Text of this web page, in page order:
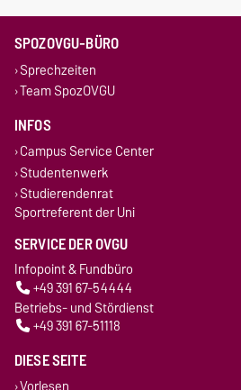
SPOZOVGU-BÜRO
Sprechzeiten
Team SpozOVGU
INFOS
Campus Service Center
Studentenwerk
Studierendenrat
Sportreferent der Uni
SERVICE DER OVGU
Infopoint & Fundbüro
+49 391 67-54444
Betriebs- und Stördienst
+49 391 67-51118
DIESE SEITE